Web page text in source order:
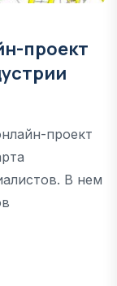
проект
проект
В нем